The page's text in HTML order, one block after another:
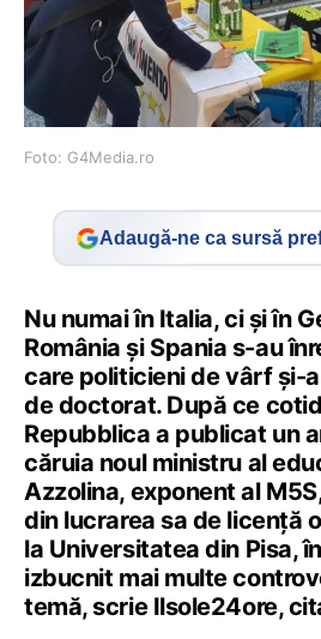
Foto: G4Media.ro
Adaugă-ne ca sursă
Nu numai în Italia, ci şi în
România și Spania s-au
care politicieni de vârf şi-
de doctorat. După ce
Repubblica a publicat un
căruia noul ministru al
Azzolina, exponent al
din lucrarea sa de licenţă
la Universitatea din Pisa,
izbucnit mai multe
temă, scrie Ilsole24ore,